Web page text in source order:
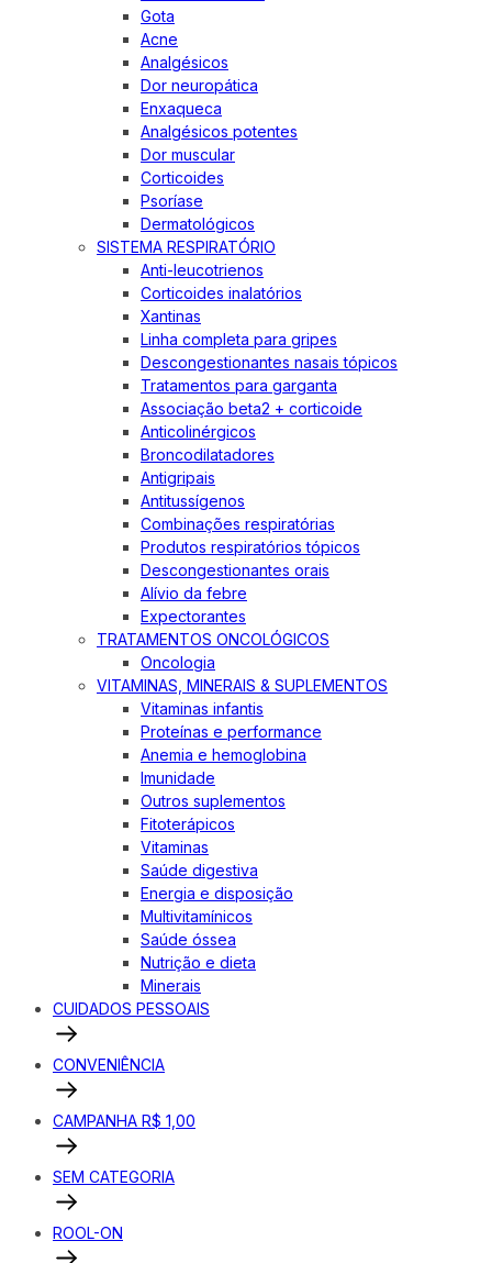
Gota
Acne
Analgésicos
Dor neuropática
Enxaqueca
Analgésicos potentes
Dor muscular
Corticoides
Psoríase
Dermatológicos
SISTEMA RESPIRATÓRIO
Anti-leucotrienos
Corticoides inalatórios
Xantinas
Linha completa para gripes
Descongestionantes nasais tópicos
Tratamentos para garganta
Associação beta2 + corticoide
Anticolinérgicos
Broncodilatadores
Antigripais
Antitussígenos
Combinações respiratórias
Produtos respiratórios tópicos
Descongestionantes orais
Alívio da febre
Expectorantes
TRATAMENTOS ONCOLÓGICOS
Oncologia
VITAMINAS, MINERAIS & SUPLEMENTOS
Vitaminas infantis
Proteínas e performance
Anemia e hemoglobina
Imunidade
Outros suplementos
Fitoterápicos
Vitaminas
Saúde digestiva
Energia e disposição
Multivitamínicos
Saúde óssea
Nutrição e dieta
Minerais
CUIDADOS PESSOAIS
CONVENIÊNCIA
CAMPANHA R$ 1,00
SEM CATEGORIA
ROOL-ON